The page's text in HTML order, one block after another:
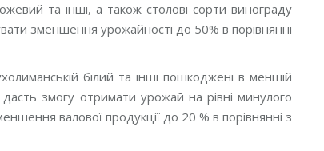
та інші, а також столові сорти винограду
зменшення урожайності до 50% в порівнянні
білий та інші пошкоджені в меншій
змогу отримати урожай на рівні минулого
валової продукції до 20 % в порівнянні з